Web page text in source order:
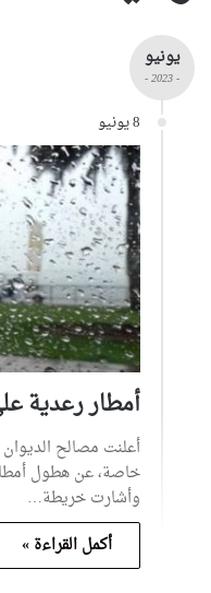
يونيو
- 2023 -
8 يونيو
أمطار رعدية على 17
أعلنت مصالح
وأشارت خريطة…
أكمل القراءة »